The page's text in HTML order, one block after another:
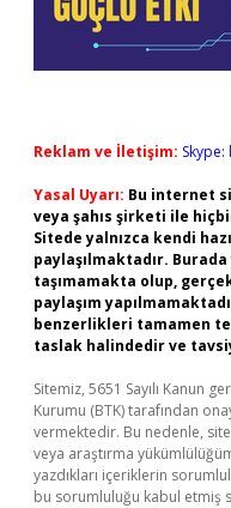
Reklam ve İletişim:
Yasal Uyarı: Bu internet
veya şahıs şirketi ile
Sitede yalnızca kendi
paylaşılmaktadır.
taşımamakta olup,
paylaşım
benzerlikleri tamamen
taslak halindedir ve
Sitemiz, 5651 Sayılı Kanun
Kurumu (BTK) tarafından
vermektedir. Bu nedenle,
veya araştırma
yazdıkları içeriklerin
bu sorumluluğu kabul etmiş